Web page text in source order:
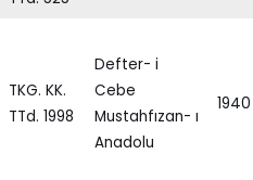
TKG. KK.
TTd. 1998
Defter- i
Cebe
Mustahfızan- ı
Anadolu
1940